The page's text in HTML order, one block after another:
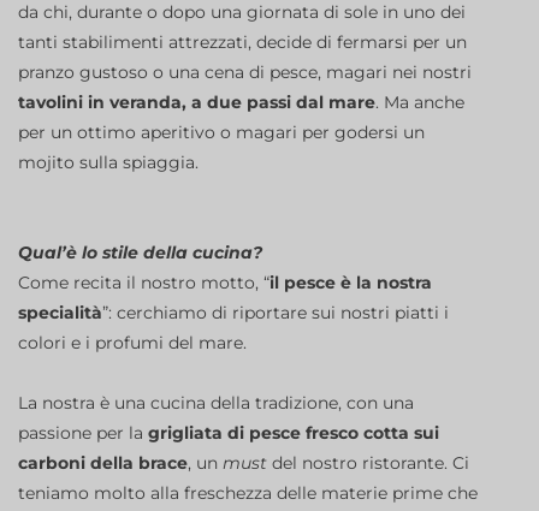
da chi, durante o dopo una giornata di sole in uno dei
tanti stabilimenti attrezzati, decide di fermarsi per un
pranzo gustoso o una cena di pesce, magari nei nostri
tavolini in veranda, a due passi dal mare. Ma anche
per un ottimo aperitivo o magari per godersi un
mojito sulla spiaggia.
Qual’è lo stile della cucina?
Come recita il nostro motto, “il pesce è la nostra
specialità”: cerchiamo di riportare sui nostri piatti i
colori e i profumi del mare.
La nostra è una cucina della tradizione, con una
passione per la grigliata di pesce fresco cotta sui
carboni della brace, un must del nostro ristorante. Ci
teniamo molto alla freschezza delle materie prime che